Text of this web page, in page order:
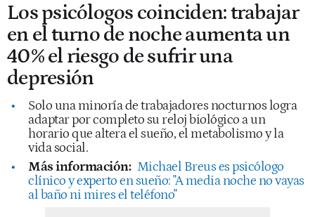
Los psicólogos coinciden: trabajar
en el turno de noche aumenta un
40% el riesgo de sufrir una
depresión
Solo una minoría de trabajadores nocturnos logra
adaptar por completo su reloj biológico a un
horario que altera el sueño, el metabolismo y la
vida social.
Más información: Michael Breus es psicólogo
clínico y experto en sueño: "A media noche no vayas
al baño ni mires el teléfono"